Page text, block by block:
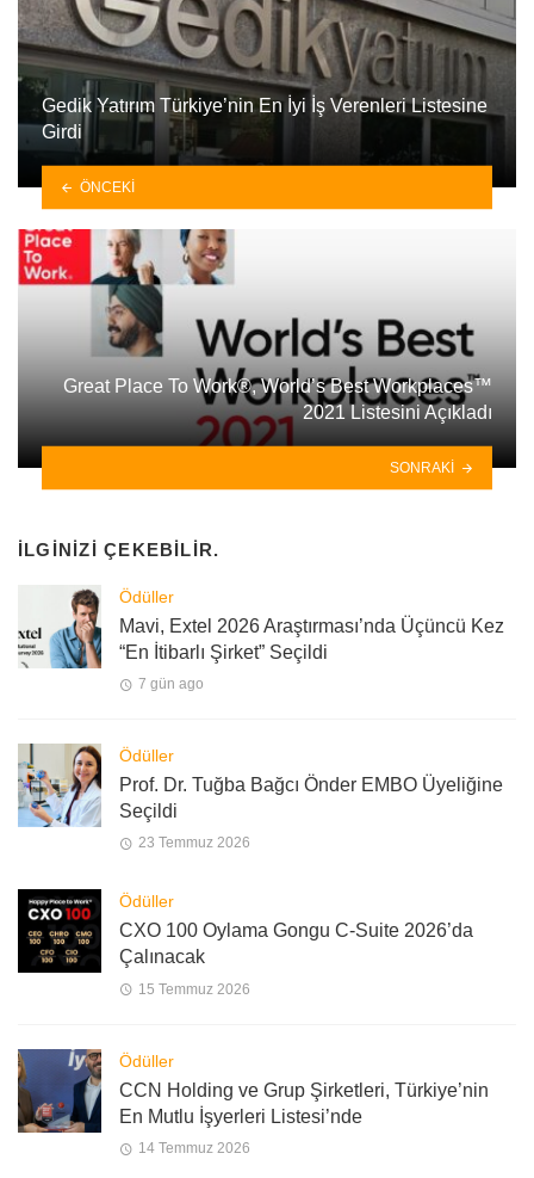
Gedik Yatırım Türkiye’nin En İyi İş Verenleri Listesine
Girdi
ÖNCEKI
Great Place To Work®, World’s Best Workplaces™
2021 Listesini Açıkladı
SONRAKI
İLGINIZI ÇEKEBILIR.
Ödüller
Mavi, Extel 2026 Araştırması’nda Üçüncü Kez
“En İtibarlı Şirket” Seçildi
7 gün ago
Ödüller
Prof. Dr. Tuğba Bağcı Önder EMBO Üyeliğine
Seçildi
23 Temmuz 2026
Ödüller
CXO 100 Oylama Gongu C-Suite 2026’da
Çalınacak
15 Temmuz 2026
Ödüller
CCN Holding ve Grup Şirketleri, Türkiye’nin
En Mutlu İşyerleri Listesi’nde
14 Temmuz 2026